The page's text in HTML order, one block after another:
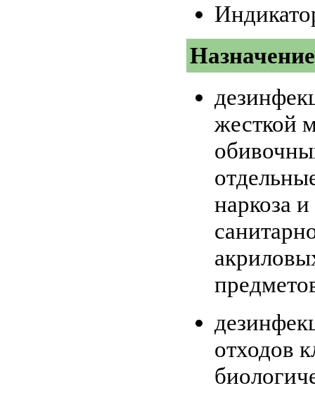
жесткой
наркоза
отходов